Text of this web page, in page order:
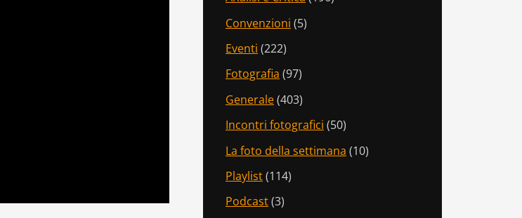
Convenzioni (5)
Eventi (222)
Fotografia (97)
Generale(403)
Incontri fotografici (50)
La foto della settimana (10)
Playlist(114)
Podcast(3)